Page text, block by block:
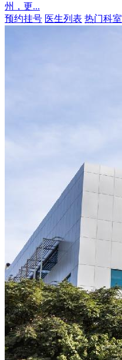
州，更...
预约挂号 医生列表 热门科室